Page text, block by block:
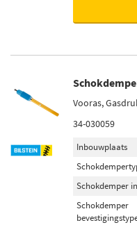
Vooras,
34-030059
Inbouwplaats
Schokdemper
Schokdemper